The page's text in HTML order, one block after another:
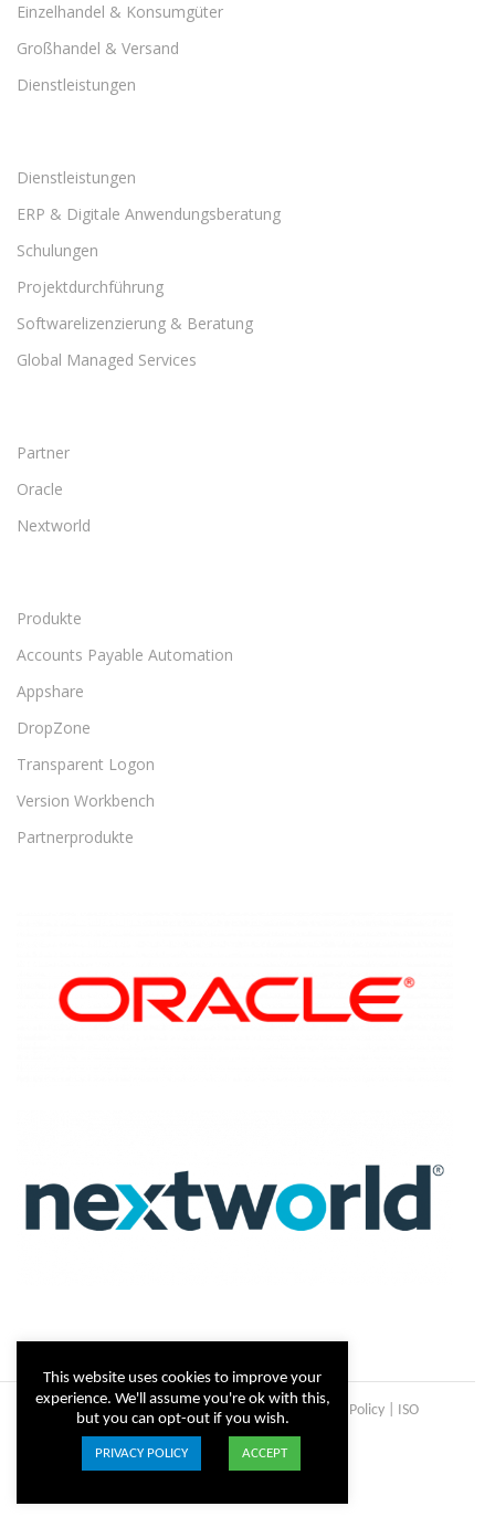
Einzelhandel & Konsumgüter
Großhandel & Versand
Dienstleistungen
Dienstleistungen
ERP & Digitale Anwendungsberatung
Schulungen
Projektdurchführung
Softwarelizenzierung & Beratung
Global Managed Services
Partner
Oracle
Nextworld
Produkte
Accounts Payable Automation
Appshare
DropZone
Transparent Logon
Version Workbench
Partnerprodukte
Copyright © Steltix2026 | Disclaimer Privacy Policy| ISO
Certificate
ISO Facebook
X LinkedInYouTube
This website uses cookies to improve your
experience. We'll assume you're ok with this,
but you can opt-out if you wish.
PRIVACY POLICY ACCEPT